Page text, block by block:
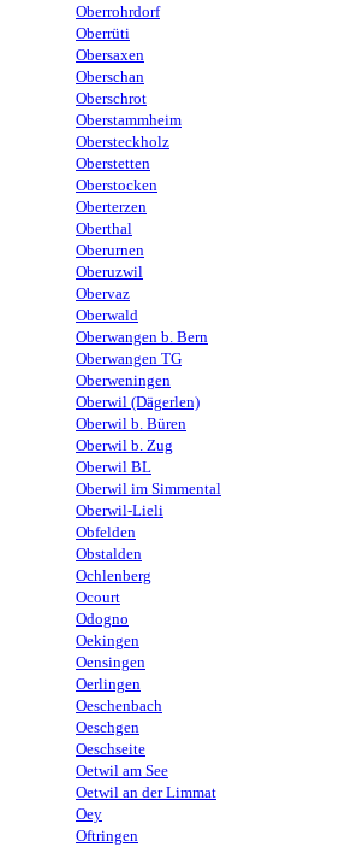
Oberrohrdorf
Oberrüti
Obersaxen
Oberschan
Oberschrot
Oberstammheim
Obersteckholz
Oberstetten
Oberstocken
Oberterzen
Oberthal
Oberurnen
Oberuzwil
Obervaz
Oberwald
Oberwangen b. Bern
Oberwangen TG
Oberweningen
Oberwil (Dägerlen)
Oberwil b. Büren
Oberwil b. Zug
Oberwil BL
Oberwil im Simmental
Oberwil-Lieli
Obfelden
Obstalden
Ochlenberg
Ocourt
Odogno
Oekingen
Oensingen
Oerlingen
Oeschenbach
Oeschgen
Oeschseite
Oetwil am See
Oetwil an der Limmat
Oey
Oftringen